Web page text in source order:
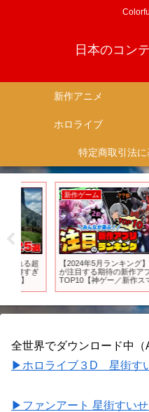
日本のコン
新作アニメ
ホロライブ
新作ゲーム
【2024年5月ランキング】みんな
が注目する期待の新作アプリ
TOP10【神ゲー／新作スマホゲー
全世界でダウンロード中（
▶ホロライブ３D 星街す
▶ファンアート 星街すい